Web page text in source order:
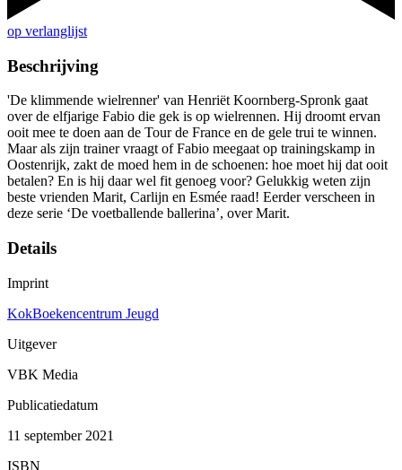
op verlanglijst
Beschrijving
'De klimmende wielrenner' van Henriët Koornberg-Spronk gaat
over de elfjarige Fabio die gek is op wielrennen. Hij droomt ervan
ooit mee te doen aan de Tour de France en de gele trui te winnen.
Maar als zijn trainer vraagt of Fabio meegaat op trainingskamp in
Oostenrijk, zakt de moed hem in de schoenen: hoe moet hij dat ooit
betalen? En is hij daar wel fit genoeg voor? Gelukkig weten zijn
beste vrienden Marit, Carlijn en Esmée raad! Eerder verscheen in
deze serie ‘De voetballende ballerina’, over Marit.
Details
Imprint
KokBoekencentrum Jeugd
Uitgever
VBK Media
Publicatiedatum
11 september 2021
ISBN